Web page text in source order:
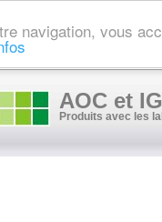
navigation, vous
AOC et
Produits avec les